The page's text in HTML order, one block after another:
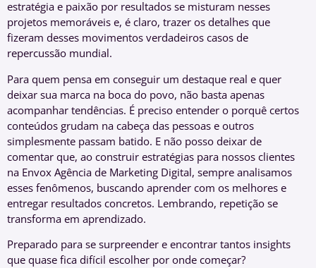
estratégia e paixão por resultados se misturam nesses
projetos memoráveis e, é claro, trazer os detalhes que
fizeram desses movimentos verdadeiros casos de
repercussão mundial.
Para quem pensa em conseguir um destaque real e quer
deixar sua marca na boca do povo, não basta apenas
acompanhar tendências. É preciso entender o porquê certos
conteúdos grudam na cabeça das pessoas e outros
simplesmente passam batido. E não posso deixar de
comentar que, ao construir estratégias para nossos clientes
na Envox Agência de Marketing Digital, sempre analisamos
esses fenômenos, buscando aprender com os melhores e
entregar resultados concretos. Lembrando, repetição se
transforma em aprendizado.
Preparado para se surpreender e encontrar tantos insights
que quase fica difícil escolher por onde começar?